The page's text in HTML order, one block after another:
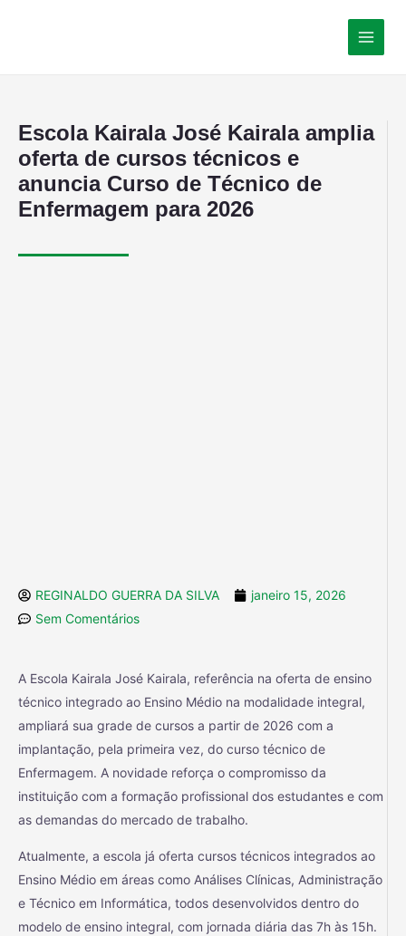
Escola Kairala José Kairala amplia
oferta de cursos técnicos e
anuncia Curso de Técnico de
Enfermagem para 2026
REGINALDO GUERRA DA SILVA
janeiro 15, 2026
Sem Comentários
A Escola Kairala José Kairala, referência na oferta de ensino
técnico integrado ao Ensino Médio na modalidade integral,
ampliará sua grade de cursos a partir de 2026 com a
implantação, pela primeira vez, do curso técnico de
Enfermagem. A novidade reforça o compromisso da
instituição com a formação profissional dos estudantes e com
as demandas do mercado de trabalho.
Atualmente, a escola já oferta cursos técnicos integrados ao
Ensino Médio em áreas como Análises Clínicas, Administração
e Técnico em Informática, todos desenvolvidos dentro do
modelo de ensino integral, com jornada diária das 7h às 15h.